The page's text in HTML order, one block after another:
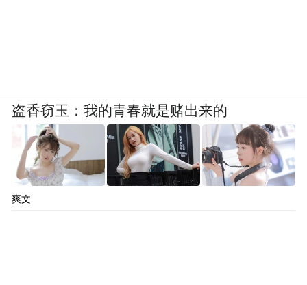
盗香窃玉：我的青春就是赌出来的
爽文